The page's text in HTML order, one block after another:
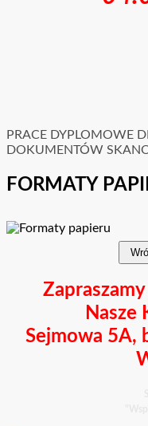
PRACE DYPLOMOWE
DOKUMENTÓW
FORMATY
Nasze
Sejmowa 5A,